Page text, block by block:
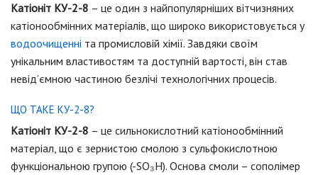
Катіоніт КУ-2-8 – це один з найпопулярніших вітчизняних
катіонообмінних матеріалів, що широко використовується у
водоочищенні та промисловій хімії. Завдяки своїм
унікальним властивостям та доступній вартості, він став
невід’ємною частиною безлічі технологічних процесів.
ЩО ТАКЕ КУ-2-8?
Катіоніт КУ-2-8 – це сильнокислотний катіонообмінний
матеріал, що є зернистою смолою з сульфокислотною
функціональною групою (-SO₃H). Основа смоли – сополімер